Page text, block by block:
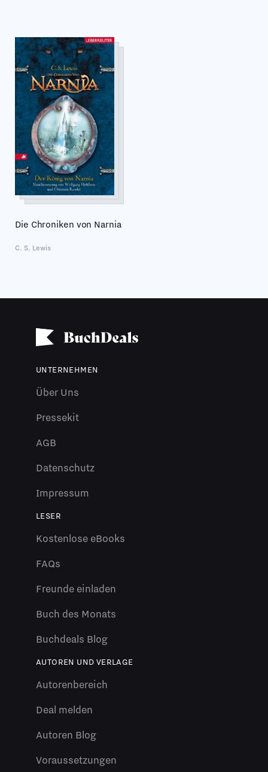
Die Chroniken von Narnia
C. S. Lewis
UNTERNEHMEN
Über Uns
Pressekit
AGB
Datenschutz
Impressum
LESER
Kostenlose eBooks
FAQs
Freunde einladen
Buch des Monats
Buchdeals Blog
AUTOREN UND VERLAGE
Autorenbereich
Deal melden
Autoren Blog
Voraussetzungen